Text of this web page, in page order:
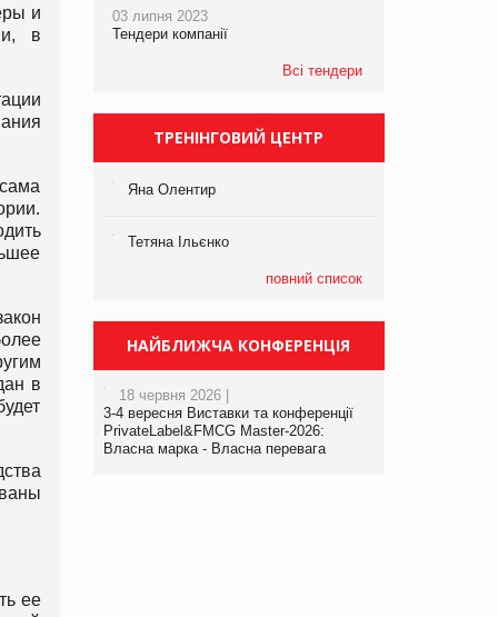
и
в
в
ее
03 липня 2023
Тендери компанії
Всі тендери
ТРЕНІНГОВИЙ ЦЕНТР
Яна Олентир
Тетяна Ільєнко
повний список
НАЙБЛИЖЧА КОНФЕРЕНЦІЯ
18 червня 2026 |
3-4 вересня Виставки та конференції
PrivateLabel&FMCG Master-2026:
Власна марка - Власна перевага